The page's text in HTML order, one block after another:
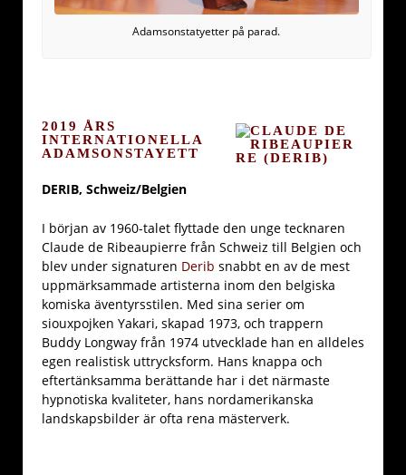
Adamsonstatyetter på parad.
2019 ÅRS
INTERNATIONELLA
ADAMSONSTAYETT
DERIB, Schweiz/Belgien
I början av 1960-talet flyttade den unge tecknaren
Claude de Ribeaupierre från Schweiz till Belgien och
blev under signaturen Derib snabbt en av de mest
uppmärksammade artisterna inom den belgiska
komiska äventyrsstilen. Med sina serier om
siouxpojken Yakari, skapad 1973, och trappern
Buddy Longway från 1974 utvecklade han en alldeles
egen realistisk uttrycksform. Hans knappa och
eftertänksamma berättande har i det närmaste
hypnotiska kvaliteter, hans nordamerikanska
landskapsbilder är ofta rena mästerverk.